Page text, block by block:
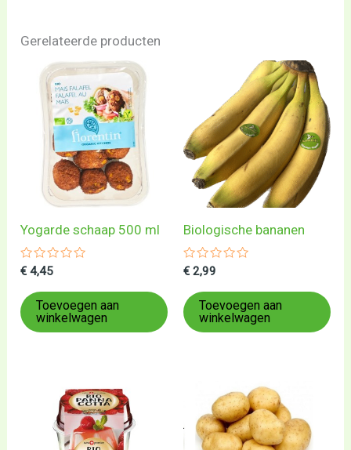
Gerelateerde producten
Yogarde schaap 500 ml
Gewaardeerd
uit
5
€ 4,45
Toevoegen aan
winkelwagen
Biologische bananen
Gewaardeerd
uit
5
€ 2,99
Toevoegen aan
winkelwagen